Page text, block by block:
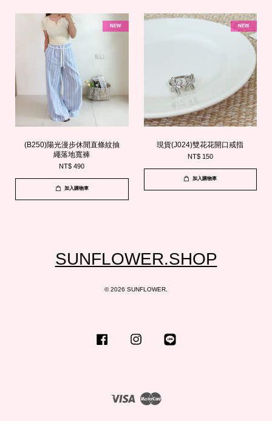
NEW
(B250)陽光漫步休閒直條紋抽
繩落地寬褲
NT$ 490
加入購物車
NEW
現貨(J024)雙花花開口戒指
NT$ 150
加入購物車
SUNFLOWER.SHOP
© 2026 SUNFLOWER.
Facebook Instagram
Visa